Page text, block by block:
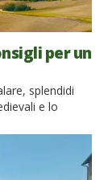
per un
splendidi
e lo
d’inverno ci
questo